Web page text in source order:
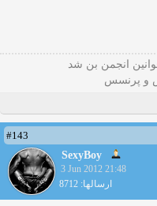
انجمن بن شد
و پرنسس
#143
SexyBoy
3 Jun 2012 21:48
ارسالها: 8712